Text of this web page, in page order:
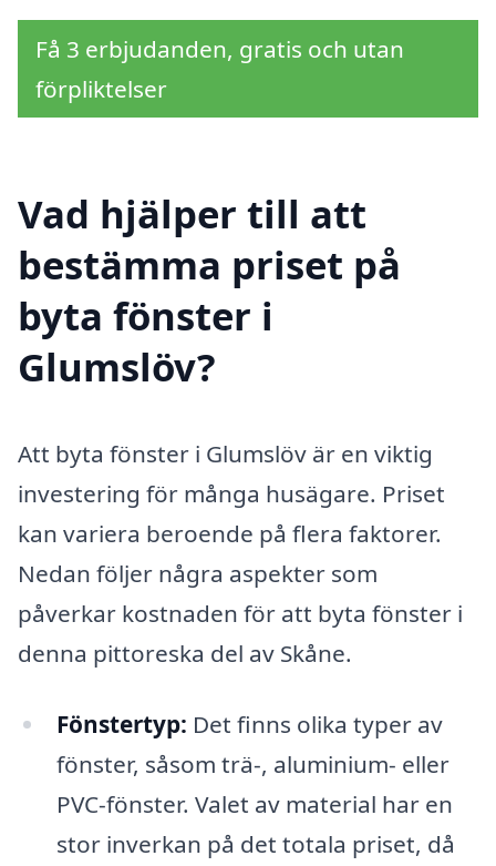
Få 3 erbjudanden, gratis och utan
förpliktelser
Vad hjälper till att
bestämma priset på
byta fönster i
Glumslöv?
Att byta fönster i Glumslöv är en viktig
investering för många husägare. Priset
kan variera beroende på flera faktorer.
Nedan följer några aspekter som
påverkar kostnaden för att byta fönster i
denna pittoreska del av Skåne.
Fönstertyp: Det finns olika typer av
fönster, såsom trä-, aluminium- eller
PVC-fönster. Valet av material har en
stor inverkan på det totala priset, då